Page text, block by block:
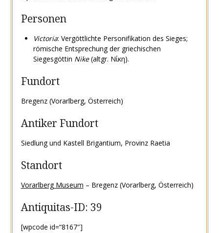
Personen
Victoria: Vergöttlichte Personifikation des Sieges;
römische Entsprechung der griechischen
Siegesgöttin Nike(altgr. Νίκη).
Fundort
Bregenz (Vorarlberg, Österreich)
Antiker Fundort
Siedlung und Kastell Brigantium, Provinz Raetia
Standort
Vorarlberg Museum – Bregenz (Vorarlberg, Österreich)
Antiquitas-ID: 39
[wpcode id=“8167″]